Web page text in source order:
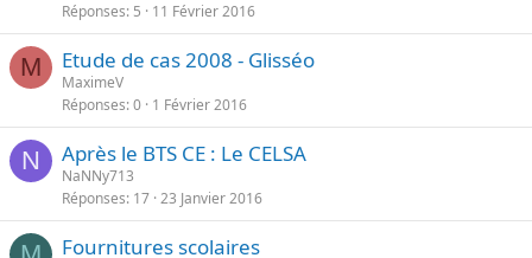
Réponses 5 11 Février 2016
M Etude de cas 2008 - Glisséo
MaximeV
Réponses 0 1 Février 2016
N Après le BTS CE : Le CELSA
NaNNy713
Réponses 17 23 Janvier 2016
Fournitures scolaires